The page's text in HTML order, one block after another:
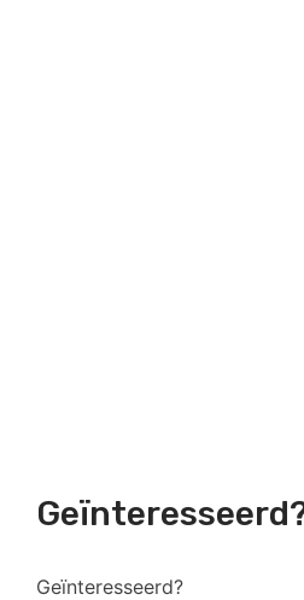
Geïnteresseerd?